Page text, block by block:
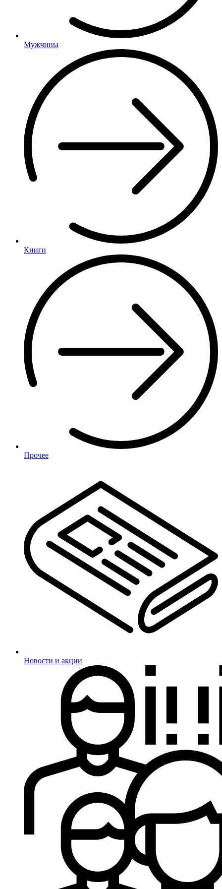
Мужчины
Книги
Прочее
Новости и акции